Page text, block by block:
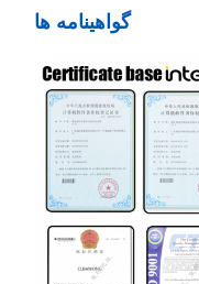
گواهینامه ها